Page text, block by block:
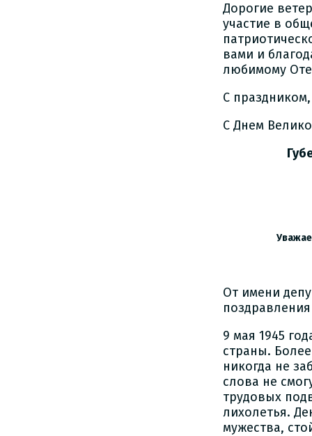
Дорогие
участие в
вами и
любимому
С
С Днем
От имени
9 мая 1945
страны.
никогда не
слова не
трудовых
лихолетья.
мужества,